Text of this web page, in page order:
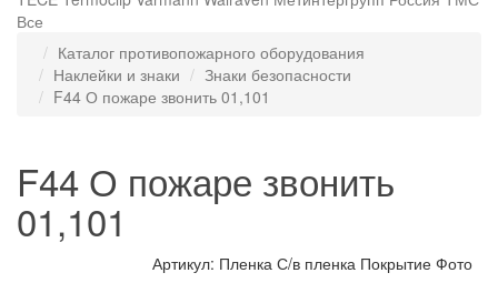
Все
Каталог противопожарного оборудования
Наклейки и знаки
Знаки безопасности
F44 О пожаре звонить 01,101
F44 О пожаре звонить
01,101
Артикул: Пленка С/в пленка Покрытие Фото